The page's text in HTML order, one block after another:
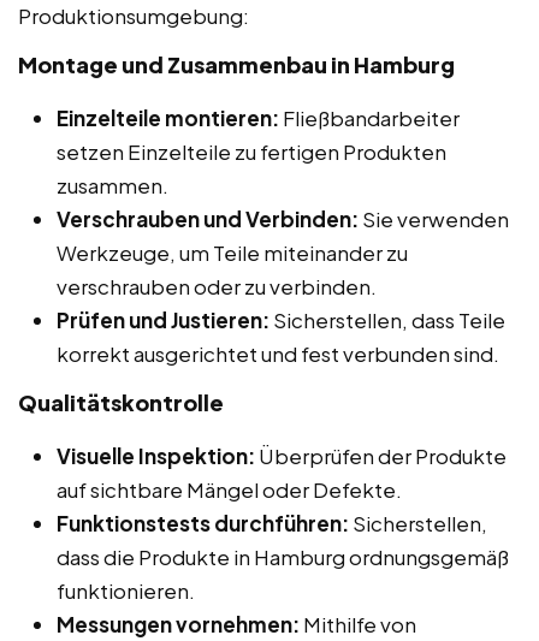
Produktionsumgebung:
Montage und Zusammenbau in Hamburg
Einzelteile montieren: Fließbandarbeiter
setzen Einzelteile zu fertigen Produkten
zusammen.
Verschrauben und Verbinden: Sie verwenden
Werkzeuge, um Teile miteinander zu
verschrauben oder zu verbinden.
Prüfen und Justieren: Sicherstellen, dass Teile
korrekt ausgerichtet und fest verbunden sind.
Qualitätskontrolle
Visuelle Inspektion: Überprüfen der Produkte
auf sichtbare Mängel oder Defekte.
Funktionstests durchführen: Sicherstellen,
dass die Produkte in Hamburg ordnungsgemäß
funktionieren.
Messungen vornehmen: Mithilfe von